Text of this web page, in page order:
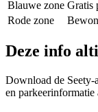
Blauwe zone Gratis
Rode zone
Deze info
Download de
en